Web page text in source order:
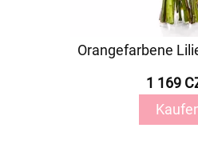
Orangefarbene
1 169